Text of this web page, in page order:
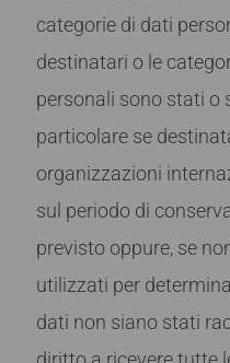
categorie di dati
destinatari o le
personali sono stati o
particolare se
organizzazioni
sul periodo di
previsto oppure, se
utilizzati per
dati non siano stati